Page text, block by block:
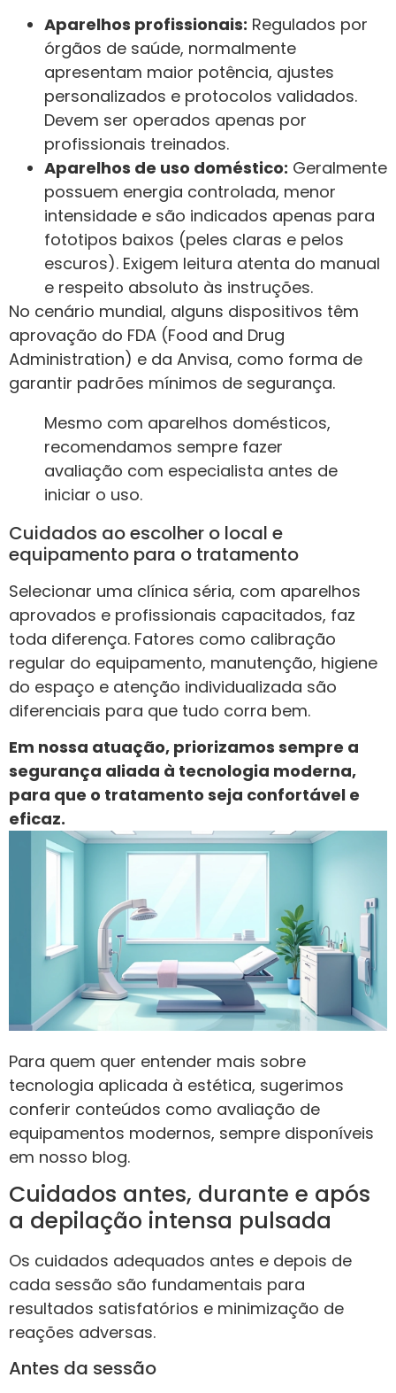
Aparelhos profissionais: Regulados por
órgãos de saúde, normalmente
apresentam maior potência, ajustes
personalizados e protocolos validados.
Devem ser operados apenas por
profissionais treinados.
Aparelhos de uso doméstico: Geralmente
possuem energia controlada, menor
intensidade e são indicados apenas para
fototipos baixos (peles claras e pelos
escuros). Exigem leitura atenta do manual
e respeito absoluto às instruções.
No cenário mundial, alguns dispositivos têm
aprovação do FDA (Food and Drug
Administration) e da Anvisa, como forma de
garantir padrões mínimos de segurança.
Mesmo com aparelhos domésticos,
recomendamos sempre fazer
avaliação com especialista antes de
iniciar o uso.
Cuidados ao escolher o local e
equipamento para o tratamento
Selecionar uma clínica séria, com aparelhos
aprovados e profissionais capacitados, faz
toda diferença. Fatores como calibração
regular do equipamento, manutenção, higiene
do espaço e atenção individualizada são
diferenciais para que tudo corra bem.
Em nossa atuação, priorizamos sempre a
segurança aliada à tecnologia moderna,
para que o tratamento seja confortável e
eficaz.
Para quem quer entender mais sobre
tecnologia aplicada à estética, sugerimos
conferir conteúdos como avaliação de
equipamentos modernos, sempre disponíveis
em nosso blog.
Cuidados antes, durante e após
a depilação intensa pulsada
Os cuidados adequados antes e depois de
cada sessão são fundamentais para
resultados satisfatórios e minimização de
reações adversas.
Antes da sessão